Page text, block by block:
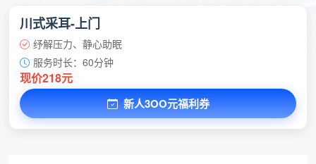
川式采耳-上门
纾解压力、静心助眠
服务时长：60分钟
现价218元
新人3OO元福利券